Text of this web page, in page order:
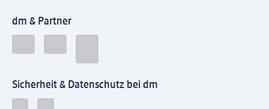
dm & Partner
Sicherheit & Datenschutz bei dm